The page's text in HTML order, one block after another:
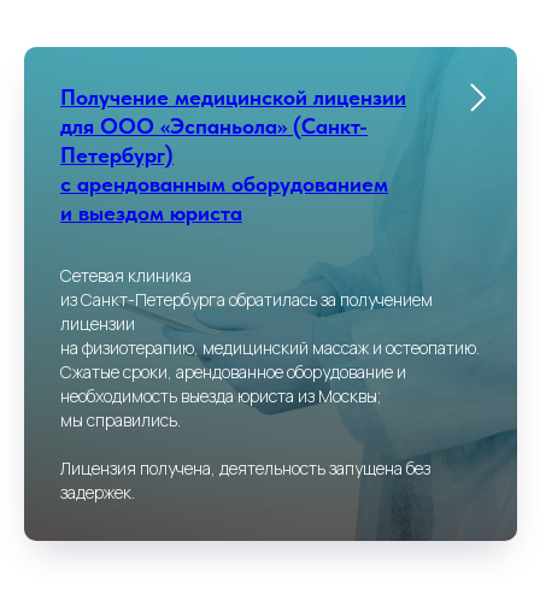
Получение медицинской лицензии
для ООО «Эспаньола» (Санкт-
Петербург)
с арендованным оборудованием
и выездом юриста
Сетевая клиника
из Санкт-Петербурга обратилась за получением
лицензии
на физиотерапию, медицинский массаж и остеопатию.
Сжатые сроки, арендованное оборудование и
необходимость выезда юриста из Москвы;
мы справились.
Лицензия получена, деятельность запущена без
задержек.